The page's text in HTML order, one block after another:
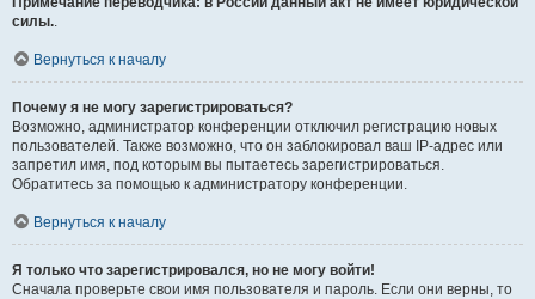
силы..
Вернуться к началу
Почему я не могу зарегистрироваться?
Возможно, администратор конференции отключил регистрацию новых
пользователей. Также возможно, что он заблокировал ваш IP-адрес или
запретил имя, под которым вы пытаетесь зарегистрироваться.
Обратитесь за помощью к администратору конференции.
Вернуться к началу
Я только что зарегистрировался, но не могу войти!
Сначала проверьте свои имя пользователя и пароль. Если они верны, то